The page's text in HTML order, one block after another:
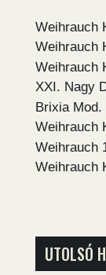
Weihrauch
Weihrauch
Weihrauch
XXI. Nagy
Brixia
Weihrauch
Weihrauch
Weihrauch
UTOLSÓ